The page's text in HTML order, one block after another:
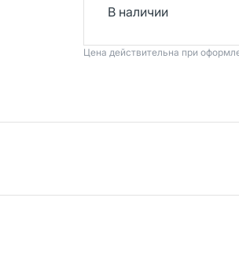
В наличии
Цена действительна при